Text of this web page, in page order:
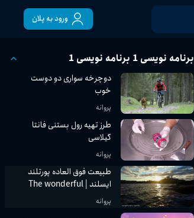
ورود به پلان
برنامه نویسی 1 برنامه نویسی 1
دوچرخه سواری دو دوست
خوب
پروانه
طرز تهیه رول بستنی فانتا
گیلاسی
پروانه
طبیعت فوق العاده پورتلند
ایسلند | The wonderful
nature of Portland
Iceland
پروانه